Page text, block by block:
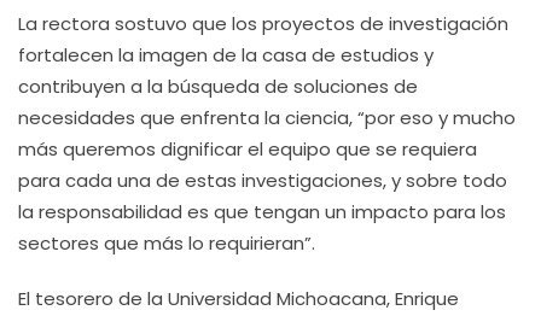
La rectora sostuvo que los proyectos de investigación
fortalecen la imagen de la casa de estudios y
contribuyen a la búsqueda de soluciones de
necesidades que enfrenta la ciencia, “por eso y mucho
más queremos dignificar el equipo que se requiera
para cada una de estas investigaciones, y sobre todo
la responsabilidad es que tengan un impacto para los
sectores que más lo requirieran”.
El tesorero de la Universidad Michoacana, Enrique